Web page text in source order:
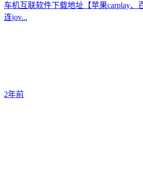
车机互联软件下载地址【苹果carplay、
连jov...
2年前